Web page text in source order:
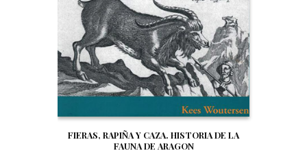
FIERAS, RAPIÑA Y CAZA. HISTORIA DE LA
FAUNA DE ARAGON